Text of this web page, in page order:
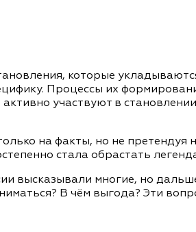
которые
Процессы их
участвуют в
на факты, но не претендуя
стала обрастать
высказывали многие, но
В чём выгода? Эти